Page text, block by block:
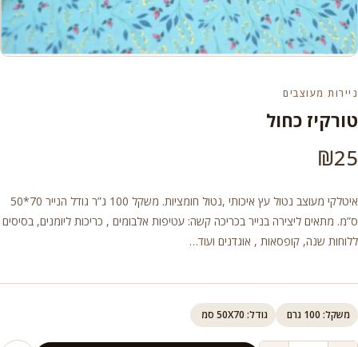
ניירות מעוצבים
טורקיז כחול
₪25
איטלקי מעוצב נטול עץ איכותי ,נטול חומציות. משקל 100 ג”ר גודל הנייר 70*50
ס”מ. מתאים ליצירה בנייר בכריכה קשה: עטיפות אלבומים , כריכות ליומנים, בסיסים
ללוחות שנה, קופסאות , אוגדנים ועוד…
משקל: 100 גרם גודל: 50X70 סמ